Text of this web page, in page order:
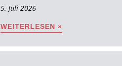
5. Juli 2026
WEITERLESEN »